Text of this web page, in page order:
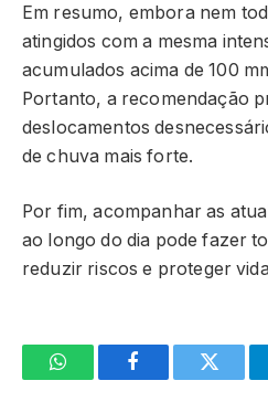
Em resumo, embora nem
atingidos com a mesma
acumulados acima de 100
Portanto, a recomendação
deslocamentos
de chuva mais forte.
Por fim, acompanhar as
ao longo do dia pode fazer
reduzir riscos e proteger
WhatsAppFacebookTwitter